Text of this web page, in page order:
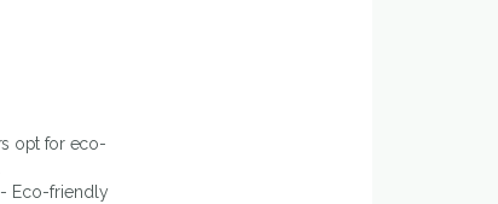
opt for eco-
- Eco-friendly